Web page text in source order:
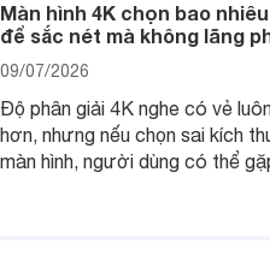
Màn hình 4K chọn bao
để sắc nét mà không lãng
09/07/2026
Độ phân giải 4K nghe có vẻ
hơn, nhưng nếu chọn sai kích
màn hình, người dùng có thể